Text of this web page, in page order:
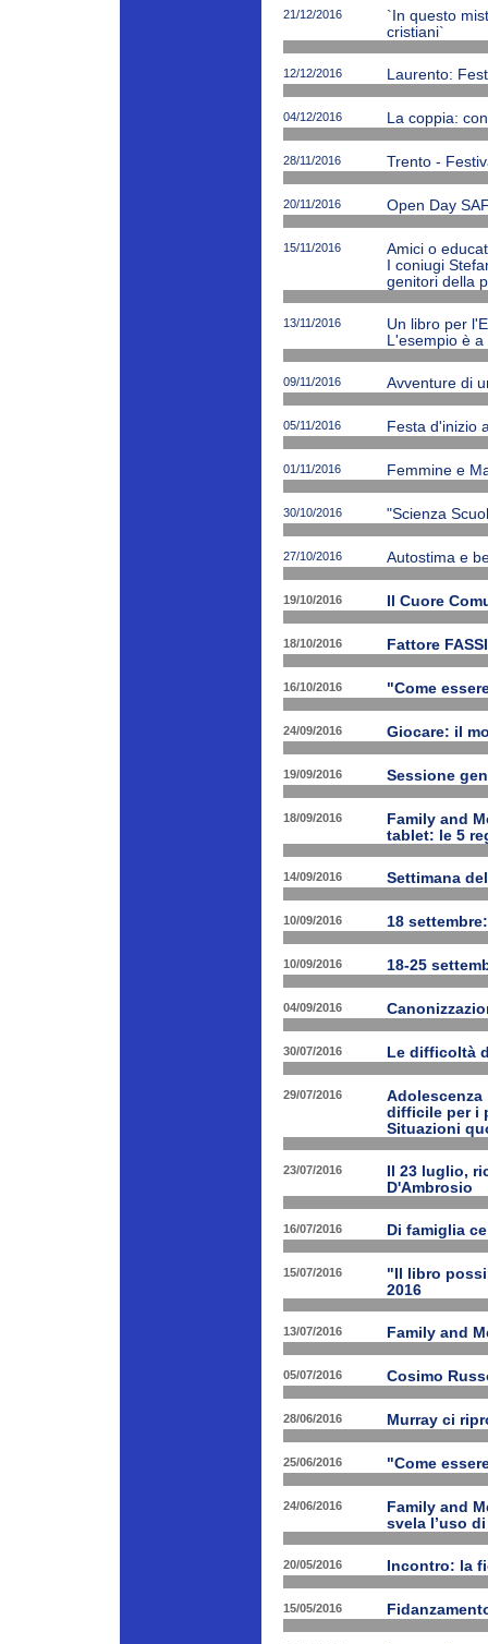
21/12/2016
`In questo
cristiani`
12/12/2016 Laurento:
04/12/2016 La coppia:
28/11/2016 Trento -
20/11/2016 Open Day
15/11/2016
Amici o
I coniugi
genitori della
13/11/2016
Un libro per
L'esempio è a
09/11/2016 Avventure di
05/11/2016 Festa d'inizio
01/11/2016 Femmine e
30/10/2016 "Scienza
27/10/2016 Autostima e
19/10/2016 Il Cuore
18/10/2016 Fattore FASSI
16/10/2016 "Come
24/09/2016 Giocare: il
19/09/2016 Sessione
18/09/2016
Family and
tablet: le 5
14/09/2016 Settimana
10/09/2016 18
10/09/2016 18-25
04/09/2016
30/07/2016 Le difficoltà
29/07/2016
difficile per i
Situazioni
23/07/2016
Il 23 luglio,
D'Ambrosio
16/07/2016 Di famiglia
15/07/2016
"Il libro
2016
13/07/2016 Family and
05/07/2016 Cosimo
28/06/2016 Murray ci
25/06/2016 "Come
24/06/2016
Family and
svela l’uso
20/05/2016 Incontro: la
15/05/2016